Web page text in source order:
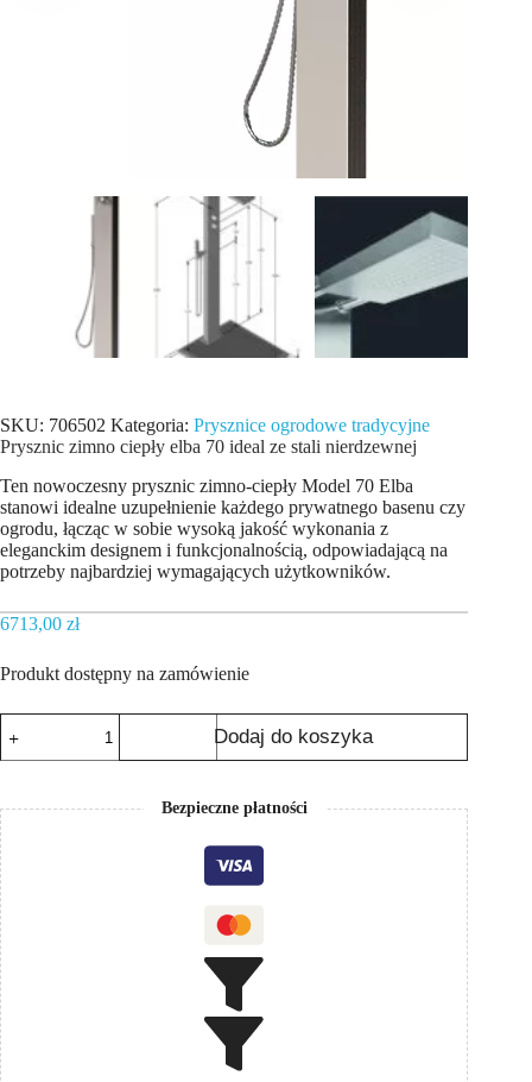
SKU: 706502 Kategoria: Prysznice ogrodowe tradycyjne
Prysznic zimno ciepły elba 70 ideal ze stali nierdzewnej
Ten nowoczesny prysznic zimno-ciepły Model 70 Elba
stanowi idealne uzupełnienie każdego prywatnego basenu czy
ogrodu, łącząc w sobie wysoką jakość wykonania z
eleganckim designem i funkcjonalnością, odpowiadającą na
potrzeby najbardziej wymagających użytkowników.
6713,00 zł
Produkt dostępny na zamówienie
Prysznic
zimno
70
ideal
ze
stali
nierdzewnej
Dodaj do koszyka
Bezpieczne płatności